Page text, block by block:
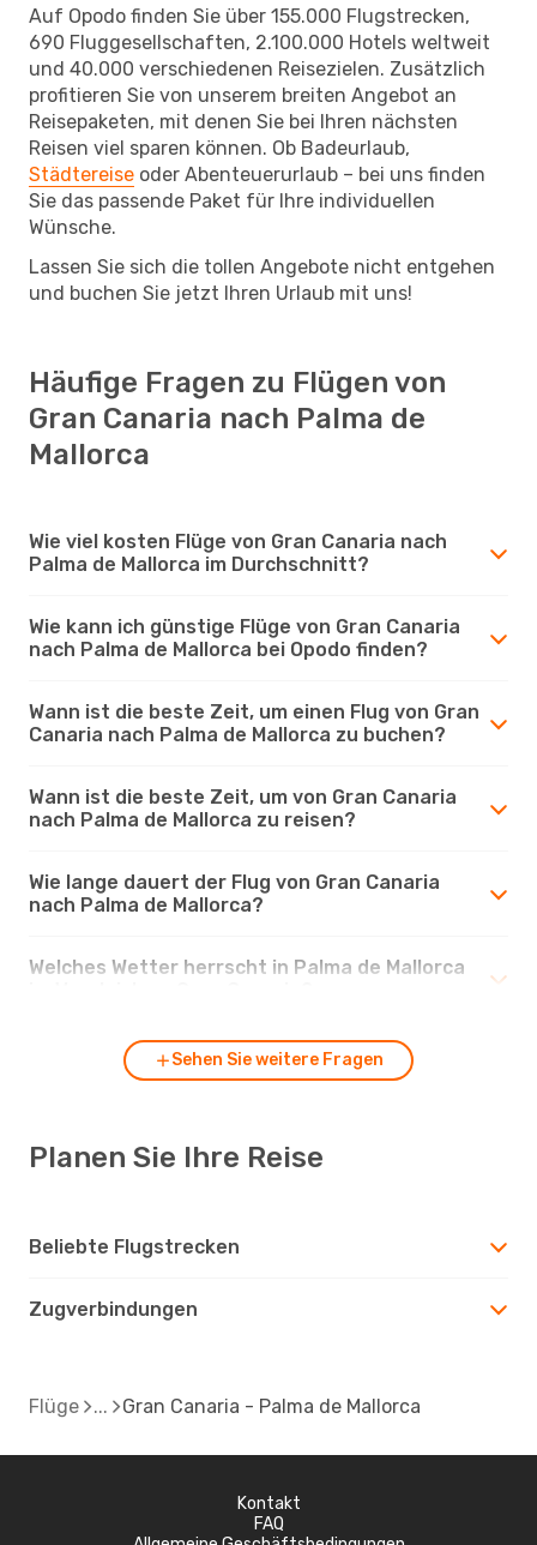
Auf Opodo finden Sie über 155.000 Flugstrecken,
690 Fluggesellschaften, 2.100.000 Hotels weltweit
und 40.000 verschiedenen Reisezielen. Zusätzlich
profitieren Sie von unserem breiten Angebot an
Reisepaketen, mit denen Sie bei Ihren nächsten
Reisen viel sparen können. Ob Badeurlaub,
Städtereise oder Abenteuerurlaub – bei uns finden
Sie das passende Paket für Ihre individuellen
Wünsche.
Lassen Sie sich die tollen Angebote nicht entgehen
und buchen Sie jetzt Ihren Urlaub mit uns!
Häufige Fragen zu Flügen von
Gran Canaria nach Palma de
Mallorca
Wie viel kosten Flüge von Gran Canaria nach
Palma de Mallorca im Durchschnitt?
Wie kann ich günstige Flüge von Gran Canaria
nach Palma de Mallorca bei Opodo finden?
Wann ist die beste Zeit, um einen Flug von Gran
Canaria nach Palma de Mallorca zu buchen?
Wann ist die beste Zeit, um von Gran Canaria
nach Palma de Mallorca zu reisen?
Wie lange dauert der Flug von Gran Canaria
nach Palma de Mallorca?
Welches Wetter herrscht in Palma de Mallorca
Sehen Sie weitere Fragen
Planen Sie Ihre Reise
Beliebte Flugstrecken
Zugverbindungen
Flüge Gran Canaria - Palma de Mallorca
Kontakt
FAQ